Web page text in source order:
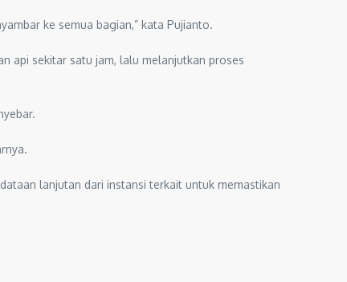
ke semua bagian,” kata Pujianto.
api sekitar satu jam, lalu melanjutkan proses
lanjutan dari instansi terkait untuk memastikan